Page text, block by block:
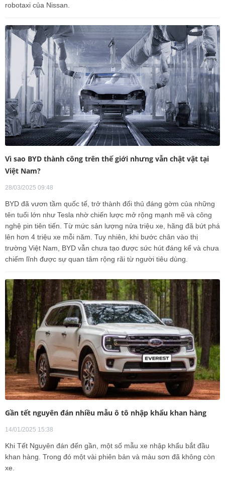
robotaxi của Nissan.
Vì sao BYD thành công trên thế giới nhưng vẫn chật vật tại
Việt Nam?
28/03/2025 09:48
BYD đã vươn tầm quốc tế, trở thành đối thủ đáng gờm của những
tên tuổi lớn như Tesla nhờ chiến lược mở rộng mạnh mẽ và công
nghệ pin tiên tiến. Từ mức sản lượng nửa triệu xe, hãng đã bứt phá
lên hơn 4 triệu xe mỗi năm. Tuy nhiên, khi bước chân vào thị
trường Việt Nam, BYD vẫn chưa tạo được sức hút đáng kể và chưa
chiếm lĩnh được sự quan tâm rộng rãi từ người tiêu dùng.
Gần tết nguyên đán nhiều mẫu ô tô nhập khẩu khan hàng
14/01/2025 15:38
Khi Tết Nguyên đán đến gần, một số mẫu xe nhập khẩu bắt đầu
khan hàng. Trong đó một vài phiên bản và màu sơn đã không còn
xe.